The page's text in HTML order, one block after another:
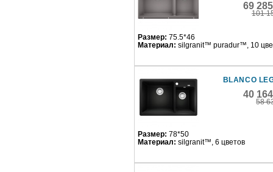
69
101
Размер: 75.5*46
Материал: silgranit™ puradur™, 10
BLANCO
40
58
Размер: 78*50
Материал: silgranit™, 6 цветов